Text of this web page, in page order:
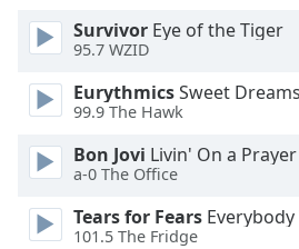
Opacity
Text
Background
Survivor Eye of the Tiger
95.7 WZID
EurythmicsSweet Dreams
99.9 The Hawk
Bon Jovi Livin' On a Prayer
a-0 The Office
Tears for Fears Everybody
101.5 The Fridge